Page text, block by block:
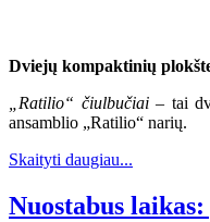
Dviejų kompaktinių
„Ratilio“ čiulbučiai– tai
ansamblio „Ratilio“ narių.
Skaityti daugiau...
Nuostabus